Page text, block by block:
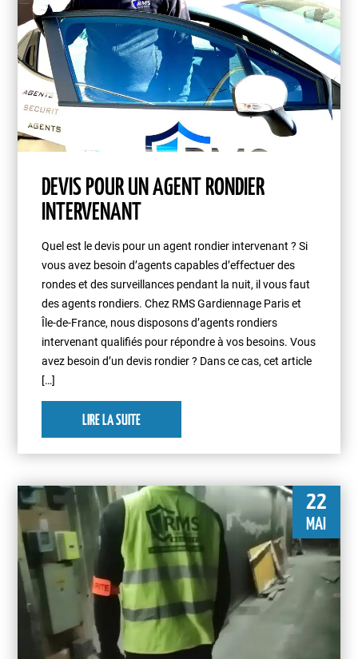
DEVIS POUR UN AGENT RONDIER
INTERVENANT
Quel est le devis pour un agent rondier intervenant ? Si
vous avez besoin d’agents capables d’effectuer des
rondes et des surveillances pendant la nuit, il vous faut
des agents rondiers. Chez RMS Gardiennage Paris et
Île-de-France, nous disposons d’agents rondiers
intervenant qualifiés pour répondre à vos besoins. Vous
avez besoin d’un devis rondier ? Dans ce cas, cet article
[…]
LIRE LA SUITE
22
MAI